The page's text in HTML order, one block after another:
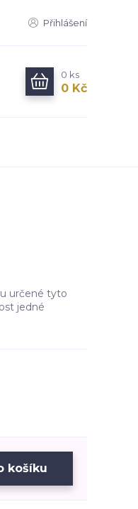
Přihlášení
0 ks
0 Kč
určené tyto
jedné
košíku